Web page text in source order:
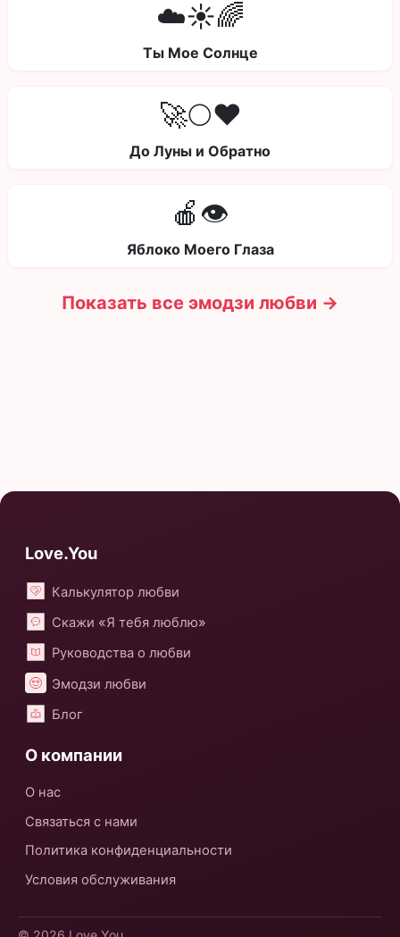
☁️☀️🌈
Ты Мое Солнце
🚀🌕❤️
До Луны и Обратно
🍎👁️
Яблоко Моего Глаза
Показать все эмодзи любви →
Love.You
Калькулятор любви
Скажи «Я тебя люблю»
Руководства о любви
Эмодзи любви
Блог
О компании
О нас
Связаться с нами
Политика конфиденциальности
Условия обслуживания